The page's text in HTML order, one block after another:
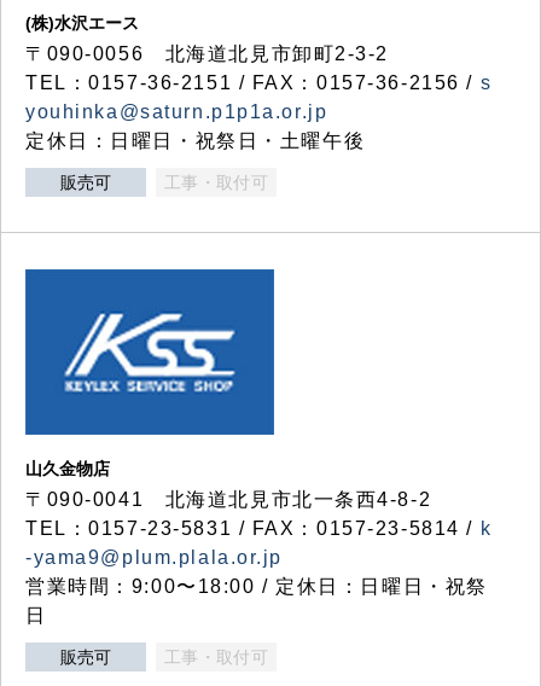
(株)水沢エース
〒090-0056 北海道北見市卸町2-3-2
TEL：0157-36-2151 / FAX：0157-36-2156 / s
youhinka@saturn.p1p1a.or.jp
定休日：日曜日・祝祭日・土曜午後
販売可 工事・取付可
山久金物店
〒090-0041 北海道北見市北一条西4-8-2
TEL：0157-23-5831 / FAX：0157-23-5814 / k
-yama9@plum.plala.or.jp
営業時間：9:00〜18:00 / 定休日：日曜日・祝祭
日
販売可 工事・取付可